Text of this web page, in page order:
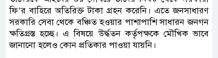
ফি’র বাহিরে অতিরিক্ত টাকা গ্রহন করেনি। এতে জনসাধারণ
সরকারি সেবা থেকে বঞ্চিত হওয়ার পাশাপাশি সাধারন জনগন
ক্ষতিগ্রস্ত হচ্ছে। এ বিষয়ে উর্দ্ধতন কর্তৃপক্ষকে মৌখিক ভাবে
জানানো হলেও কোন প্রতিকার পাওয়া যায়নি।